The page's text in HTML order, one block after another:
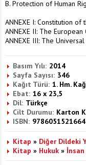
B. Protection of Human
ANNEXE I: Constitution
ANNEXE II: The
ANNEXE III: The
Basım Yılı: 2014
Sayfa Sayısı: 346
Kağıt Türü: 1. Hm.
Ebat: 16 x 23,5
Dil: Türkçe
Cilt Durumu: Karton
ISBN: 9786051521664
Kitap » Diğer Dildeki
Kitap » Hukuk » İnsan